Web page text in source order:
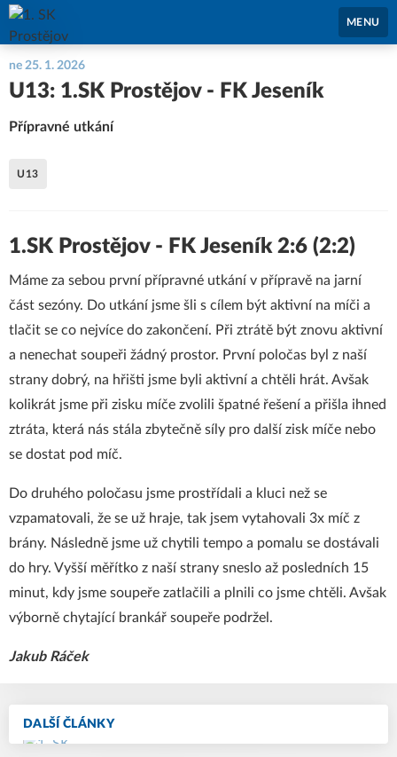
1. SK Prostějov
MENU
DALŠÍ ČLÁNKY
ne 25. 1. 2026
U13: 1.SK Prostějov - FK Jeseník
Přípravné utkání
U13
1.SK Prostějov - FK Jeseník 2:6 (2:2)
Máme za sebou první přípravné utkání v přípravě na jarní
část sezóny. Do utkání jsme šli s cílem být aktivní na míči a
tlačit se co nejvíce do zakončení. Při ztrátě být znovu aktivní
a nenechat soupeři žádný prostor. První poločas byl z naší
strany dobrý, na hřišti jsme byli aktivní a chtěli hrát. Avšak
kolikrát jsme při zisku míče zvolili špatné řešení a přišla ihned
ztráta, která nás stála zbytečně síly pro další zisk míče nebo
se dostat pod míč.
Do druhého poločasu jsme prostřídali a kluci než se
vzpamatovali, že se už hraje, tak jsem vytahovali 3x míč z
brány. Následně jsme už chytili tempo a pomalu se dostávali
do hry. Vyšší měřítko z naší strany sneslo až posledních 15
minut, kdy jsme soupeře zatlačili a plnili co jsme chtěli. Avšak
výborně chytající brankář soupeře podržel.
Jakub Ráček